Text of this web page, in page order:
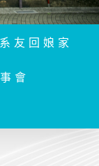
系友回娘家
會